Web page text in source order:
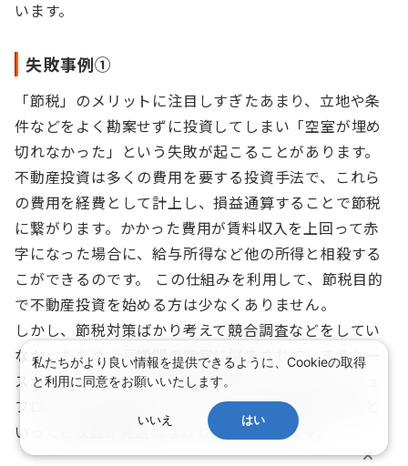
います。
失敗事例①
「節税」のメリットに注目しすぎたあまり、立地や条
件などをよく勘案せずに投資してしまい「空室が埋め
切れなかった」という失敗が起こることがあります。
不動産投資は多くの費用を要する投資手法で、これら
の費用を経費として計上し、損益通算することで節税
に繋がります。かかった費用が賃料収入を上回って赤
字になった場合に、給与所得など他の所得と相殺する
こができるのです。 この仕組みを利用して、節税目的
で不動産投資を始める方は少なくありません。
しかし、節税対策ばかり考えて競合調査などをしてい
なかったため、長期間の空室に悩まされてしまうケー
スがあります。これでは当初試算していたキャッシュ
フロー通りの運用ができず、いくら節税効果があると
いっても収益が見込めなければ本末転倒です。
私たちがより良い情報を提供できるように、Cookieの取得
と利用に同意をお願いいたします。
いいえ はい